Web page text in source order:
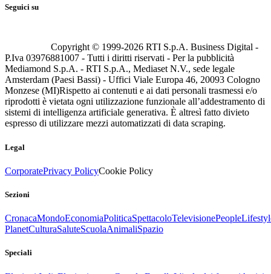
Seguici su
Copyright © 1999-2026 RTI S.p.A. Business Digital -
P.Iva 03976881007 - Tutti i diritti riservati - Per la pubblicità
Mediamond S.p.A. - RTI S.p.A., Mediaset N.V., sede legale
Amsterdam (Paesi Bassi) - Uffici Viale Europa 46, 20093 Cologno
Monzese (MI)Rispetto ai contenuti e ai dati personali trasmessi e/o
riprodotti è vietata ogni utilizzazione funzionale all’addestramento di
sistemi di intelligenza artificiale generativa. È altresì fatto divieto
espresso di utilizzare mezzi automatizzati di data scraping.
Legal
CorporatePrivacy PolicyCookie Policy
Sezioni
CronacaMondoEconomiaPoliticaSpettacoloTelevisionePeople
PlanetCulturaSaluteScuolaAnimaliSpazio
Speciali